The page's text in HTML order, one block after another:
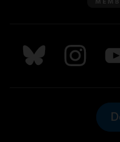
Suivez nous sur
Suivez